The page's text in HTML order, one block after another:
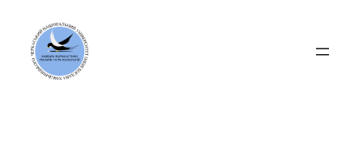
вмісту